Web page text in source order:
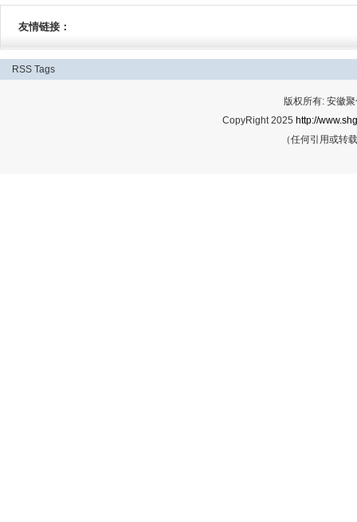
友情链接：
RSS Tags
版权所有: 安徽
CopyRight 2025 http://
（任何引用或转